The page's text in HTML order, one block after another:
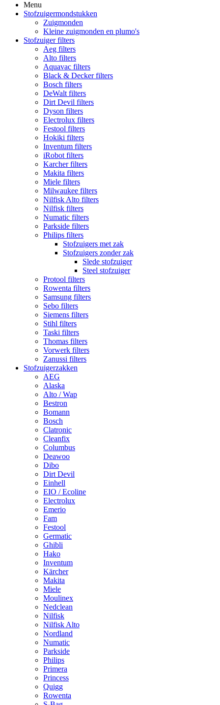
Menu
Stofzuigermondstukken
Zuigmonden
Kleine zuigmonden en plumo's
Stofzuiger filters
Aeg filters
Alto filters​
Aquavac filters
Black & Decker filters
Bosch filters
DeWalt filters
Dirt Devil filters
Dyson filters
Electrolux filters
Festool filters
Hokiki filters
Inventum filters
iRobot filters
Karcher filters
Makita filters
Miele filters
Milwaukee filters
Nilfisk Alto filters
Nilfisk filters
Numatic filters
Parkside filters
Philips filters
Stofzuigers met zak
Stofzuigers zonder zak
Slede stofzuiger
Steel stofzuiger
Protool filters
Rowenta filters
Samsung filters
Sebo filters
Siemens filters
Stihl filters
Taski filters
Thomas filters
Vorwerk filters
Zanussi filters
Stofzuigerzakken
AEG
Alaska
Alto / Wap
Bestron
Bomann
Bosch
Clatronic
Cleanfix
Columbus
Deawoo
Dibo
Dirt Devil
Einhell
EIO / Ecoline
Electrolux
Emerio
Fam
Festool
Germatic
Ghibli
Hako
Inventum
Kärcher
Makita
Miele
Moulinex
Nedclean
Nilfisk
Nilfisk Alto
Nordland
Numatic
Parkside
Philips
Primera
Princess
Quigg
Rowenta